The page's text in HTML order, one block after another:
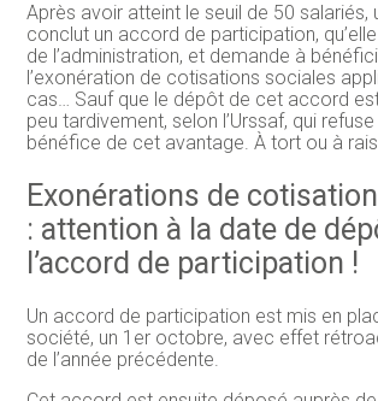
Après avoir atteint le seuil de 50 salariés,
conclut un accord de participation,
de l’administration, et demande à
l’exonération de cotisations sociales
cas… Sauf que le dépôt de cet accord
peu tardivement, selon l’Urssaf, qui
bénéfice de cet avantage. À tort ou à
Exonérations de
: attention à la date de
l’accord de participation !
Un accord de participation est mis en
société, un 1er octobre, avec effet
de l’année précédente.